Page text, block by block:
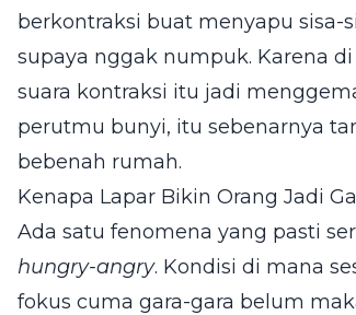
berkontraksi buat menyapu sisa-
supaya nggak numpuk. Karena
suara kontraksi itu jadi
perutmu bunyi, itu sebenarnya
bebenah rumah.
Kenapa Lapar Bikin Orang Jadi
Ada satu fenomena yang pasti
hungry-angry. Kondisi di mana
fokus cuma gara-gara belum